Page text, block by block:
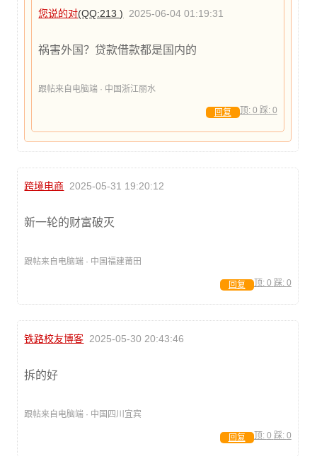
您说的对(QQ:213 ) 2025-06-04 01:19:31
祸害外国？贷款借款都是国内的
跟帖来自电脑端 · 中国浙江丽水
顶: 0 踩: 0
回复
跨境电商 2025-05-31 19:20:12
新一轮的财富破灭
跟帖来自电脑端 · 中国福建莆田
顶: 0 踩: 0
回复
铁路校友博客 2025-05-30 20:43:46
拆的好
跟帖来自电脑端 · 中国四川宜宾
顶: 0 踩: 0
回复